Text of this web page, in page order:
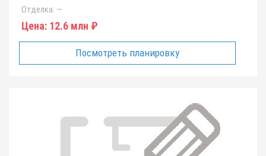
Отделка: —
Цена: 12.6 млн ₽
Посмотреть планировку